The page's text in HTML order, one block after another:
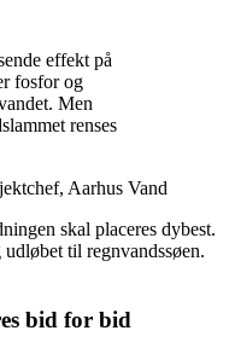
effekt på
fosfor og
Men
renses
Aarhus Vand
skal placeres dybest.
til regnvandssøen.
bid for bid